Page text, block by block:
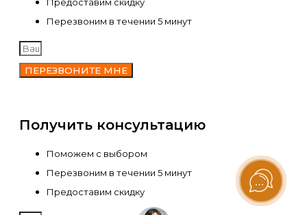
Перезвоним в течении 5 минут
ПЕРЕЗВОНИТЕ МНЕ
Получить консультацию
Поможем с выбором
Перезвоним в течении 5 минут
Предоставим скидку